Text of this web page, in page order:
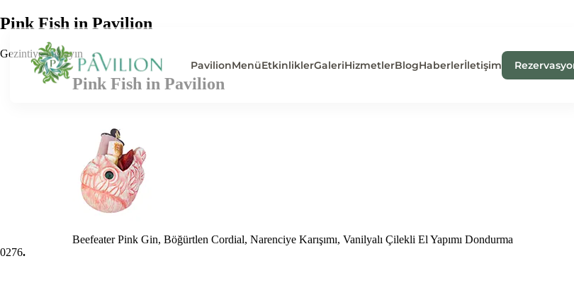
PavilionMenüEtkinliklerGaleriHizmetlerBlogHaberlerİletişim
Pink Fish in Pavilion
Gezintiye başlayın
Pink Fish in Pavilion
Beefeater Pink Gin, Böğürtlen Cordial, Narenciye Karışımı, Vanilyalı Çilekli El Yapımı Dondurma
0276.